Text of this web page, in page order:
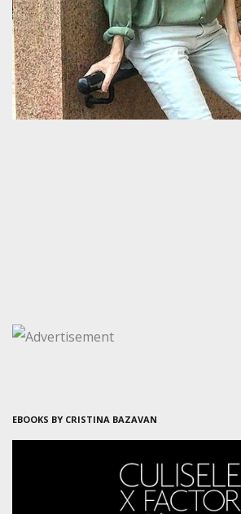
EBOOKS BY CRISTINA BAZAVAN